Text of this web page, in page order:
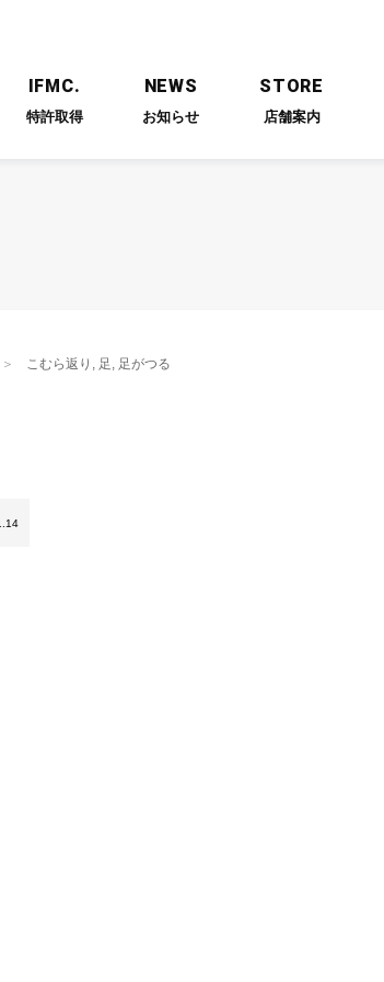
IFMC.
特許取得
NEWS
お知らせ
STORE
店舗案内
こむら返り, 足, 足がつる